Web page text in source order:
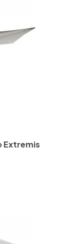
Extremis